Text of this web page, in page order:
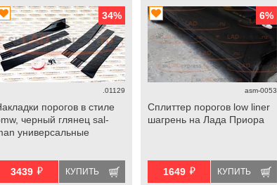
34%
.01129
порогов в стиле
черный глянец sal-
универсальные
3439 й КУПИТЬ
6%
asm-0053
Сплиттер порогов low liner
шагрень на Лада Приора
1649 й КУПИТЬ